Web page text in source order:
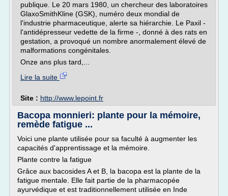
publique. Le 20 mars 1980, un chercheur des laboratoires
Glaxo­SmithKline (GSK), numéro deux mondial de
l'industrie pharmaceutique, alerte sa hiérarchie. Le Paxil -
l'antidépresseur vedette de la firme -, donné à des rats en
gestation, a provoqué un nombre anormalement élevé de
malformations congénitales.
Onze ans plus tard,...
Lire la suite
Site : http://www.lepoint.fr
Bacopa monnieri: plante pour la mémoire,
remède fatigue ...
Voici une plante utilisée pour sa faculté à augmenter les
capacités d'apprentissage et la mémoire.
Plante contre la fatigue
Grâce aux bacosides A et B, la bacopa est la plante de la
fatigue mentale. Elle fait partie de la pharmacopée
ayurvédique et est traditionnellement utilisée en Inde